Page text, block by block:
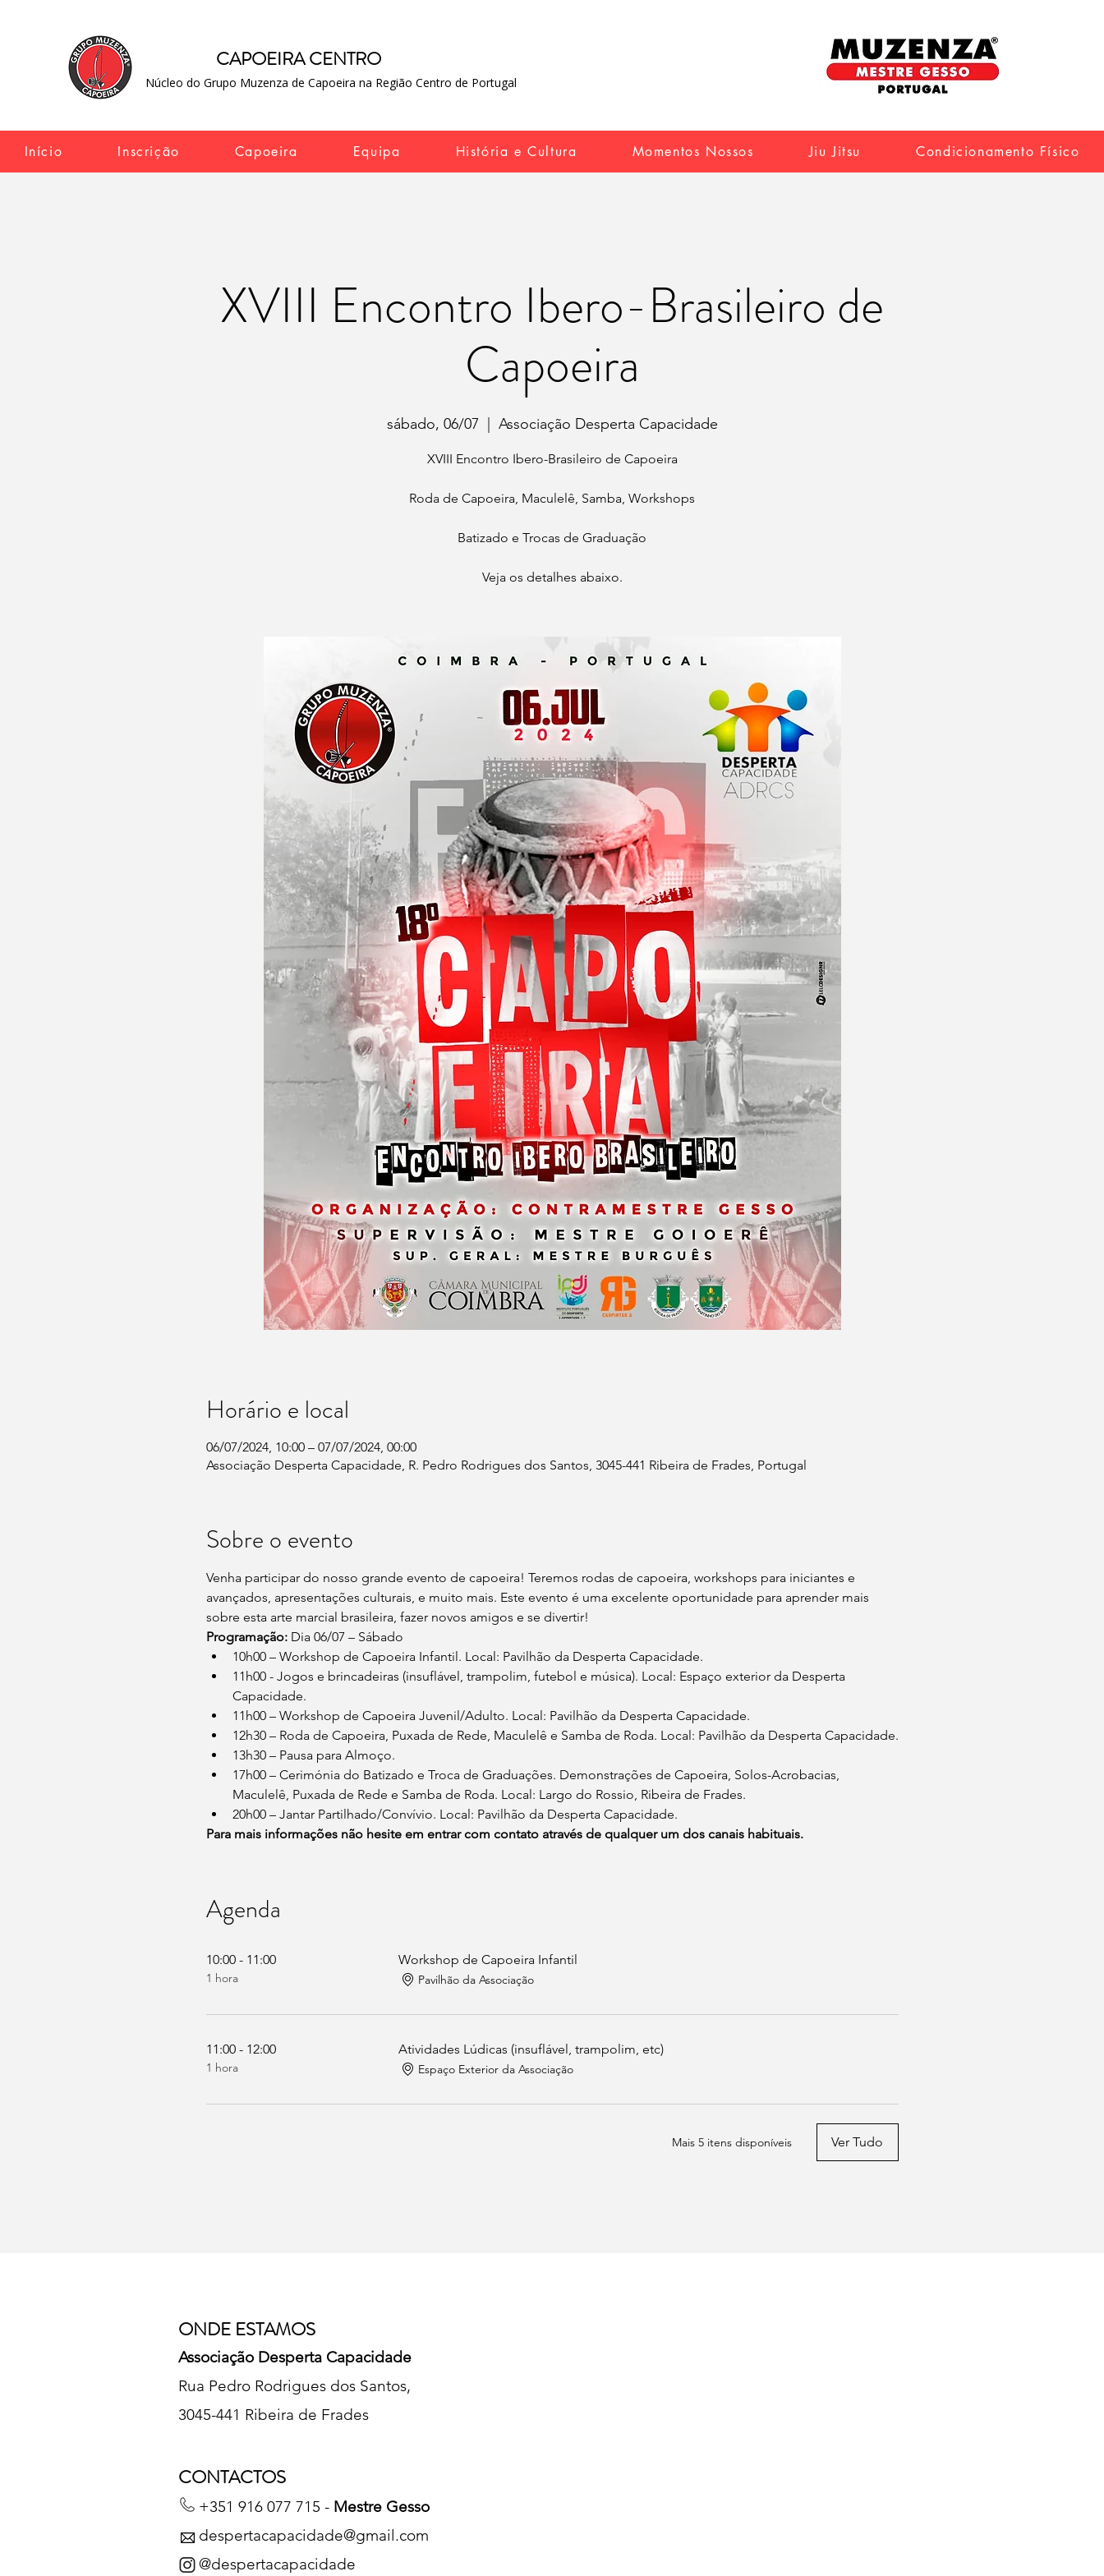
CAPOEIRA CENTRO
Núcleo do Grupo Muzenza de Capoeira na Região Centro de Portugal​
Início Inscrição Capoeira Equipa História e Cultura Momentos Nossos Jiu Jitsu Condicionamento Físico
XVIII Encontro Ibero-Brasileiro de
Capoeira
sábado, 06/07 Associação Desperta Capacidade
XVIII Encontro Ibero-Brasileiro de Capoeira
Roda de Capoeira, Maculelê, Samba, Workshops
Batizado e Trocas de Graduação
Veja os detalhes abaixo.
Horário e local
06/07/2024, 10:00 – 07/07/2024, 00:00
Associação Desperta Capacidade, R. Pedro Rodrigues dos Santos, 3045-441 Ribeira de Frades, Portugal
Sobre o evento
Venha participar do nosso grande evento de capoeira! Teremos rodas de capoeira, workshops para iniciantes e
avançados, apresentações culturais, e muito mais. Este evento é uma excelente oportunidade para aprender mais
sobre esta arte marcial brasileira, fazer novos amigos e se divertir!
Programação: Dia 06/07 – Sábado
10h00 – Workshop de Capoeira Infantil. Local: Pavilhão da Desperta Capacidade.
11h00 - Jogos e brincadeiras (insuflável, trampolim, futebol e música). Local: Espaço exterior da Desperta
Capacidade.
11h00 – Workshop de Capoeira Juvenil/Adulto. Local: Pavilhão da Desperta Capacidade.
12h30 – Roda de Capoeira, Puxada de Rede, Maculelê e Samba de Roda. Local: Pavilhão da Desperta Capacidade.
13h30 – Pausa para Almoço.
17h00 – Cerimónia do Batizado e Troca de Graduações. Demonstrações de Capoeira, Solos-Acrobacias,
Maculelê, Puxada de Rede e Samba de Roda. Local: Largo do Rossio, Ribeira de Frades.
20h00 – Jantar Partilhado/Convívio. Local: Pavilhão da Desperta Capacidade.
Para mais informações não hesite em entrar com contato através de qualquer um dos canais habituais.
Agenda
10:00 - 11:00
1 hora
Workshop de Capoeira Infantil
Pavilhão da Associação
11:00 - 12:00
1 hora
Atividades Lúdicas (insuflável, trampolim, etc)
Espaço Exterior da Associação
Mais 5 itens disponíveis Ver Tudo
ONDE ESTAMOS
Associação Desperta Capacidade
Rua Pedro Rodrigues dos Santos,
3045-441 Ribeira de Frades
CONTACTOS
+351 916 077 715 - Mestre Gesso
despertacapacidade@gmail.com
@despertacapacidade